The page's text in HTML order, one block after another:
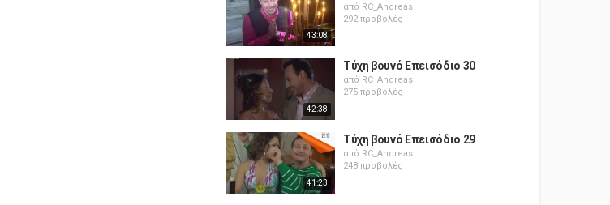
43:08
από RC_Andreas
292 προβολές
42:38
Τύχη βουνό Επεισόδιο 30
από RC_Andreas
275 προβολές
41:23
Τύχη βουνό Επεισόδιο 29
από RC_Andreas
248 προβολές